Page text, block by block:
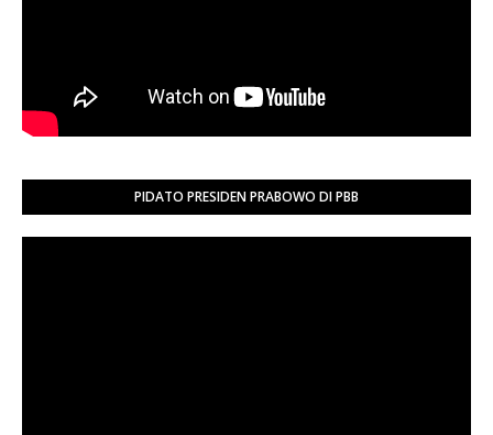
PIDATO PRESIDEN PRABOWO DI PBB